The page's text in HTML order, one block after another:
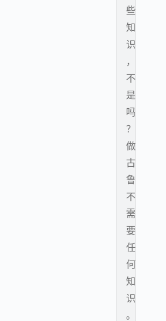
些
知
识
，
不
是
吗
？
做
古
鲁
不
需
要
任
何
知
识
。